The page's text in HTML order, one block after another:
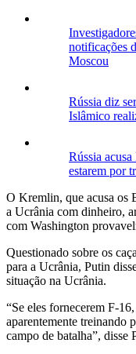
notificações
Moscou
Rússia diz
Islâmico
Rússia
estarem por
O Kremlin, que acusa os
a Ucrânia com dinheiro,
com Washington
Questionado sobre os
para a Ucrânia, Putin
situação na Ucrânia.
“Se eles fornecerem F-
aparentemente treinando
campo de batalha”, disse